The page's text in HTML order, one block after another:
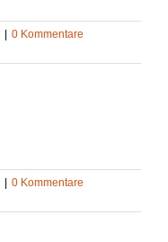
0 Kommentare
0 Kommentare